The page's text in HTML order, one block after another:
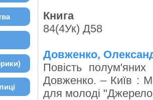
Книга
84(4Ук) Д58
Довженко,
Повість
Довженко. – Київ :
для молоді